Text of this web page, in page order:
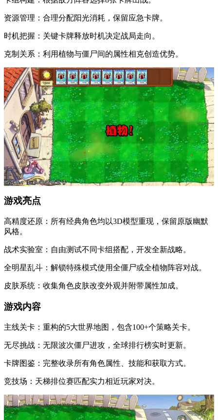
资源管理：合理分配阳光消耗，保留应急卡牌。
时机把握：关键卡牌释放时机决定战局走向。
克制关系：利用植物与僵尸间的属性相克创造优势。
游戏亮点
高精度还原：所有经典角色均以3D模型重现，保留原版幽默
风格。
战术实验室：自由测试不同卡组搭配，开发全新战略。
全明星乱斗：解锁特殊模式使用全僵尸或全植物阵容对战。
皮肤系统：收集角色皮肤改变外观并附带属性加成。
游戏内容
主线关卡：重构的5大世界地图，包含100+个策略关卡。
无尽挑战：无限波次僵尸进攻，全球排行榜实时更新。
卡牌图鉴：完整收录所有角色属性、技能和获取方式。
竞技场：天梯排位赛匹配实力相近玩家对决。